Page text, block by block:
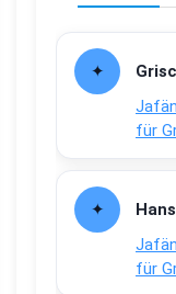
für
Hans
für